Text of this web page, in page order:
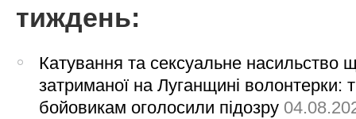
тиждень:
Катування та сексуальне насильство
затриманої на Луганщині волонтерки:
бойовикам оголосили підозру